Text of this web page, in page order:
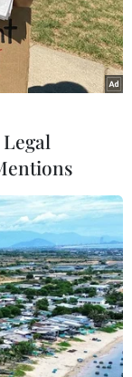
hình bạo